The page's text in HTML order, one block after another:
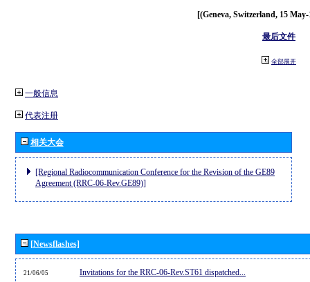
[(Geneva, Switzerland, 15
最后文件
全部展开
一般信息
代表注册
相关大会
[Regional Radiocommunication Conference for the Revision of the GE89
Agreement (RRC-06-Rev.GE89)]
[Newsflashes]
21/06/05 Invitations for the RRC-06-Rev.ST61 dispatched...